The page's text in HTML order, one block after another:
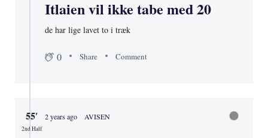
Itlaien vil ikke tabe med 20
de har lige lavet to i træk
0 Share Comment
55′
2nd Half
2 years ago AVISEN